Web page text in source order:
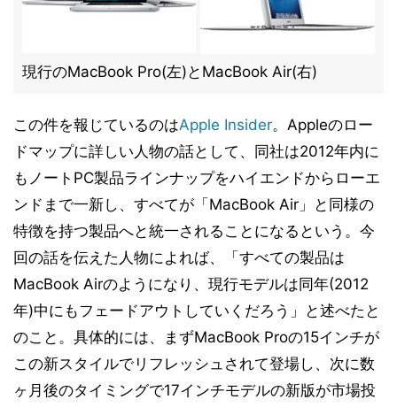
現行のMacBook Pro(左)とMacBook Air(右)
この件を報じているのはApple Insider。Appleのロー
ドマップに詳しい人物の話として、同社は2012年内に
もノートPC製品ラインナップをハイエンドからローエ
ンドまで一新し、すべてが「MacBook Air」と同様の
特徴を持つ製品へと統一されることになるという。今
回の話を伝えた人物によれば、「すべての製品は
MacBook Airのようになり、現行モデルは同年(2012
年)中にもフェードアウトしていくだろう」と述べたと
のこと。具体的には、まずMacBook Proの15インチが
この新スタイルでリフレッシュされて登場し、次に数
ヶ月後のタイミングで17インチモデルの新版が市場投